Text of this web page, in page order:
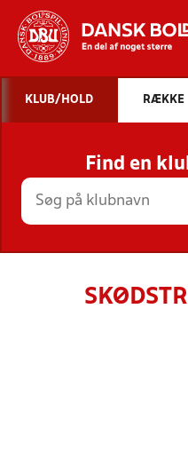
STILLINGER,
KLUB/HOLD RÆKKE
Find en